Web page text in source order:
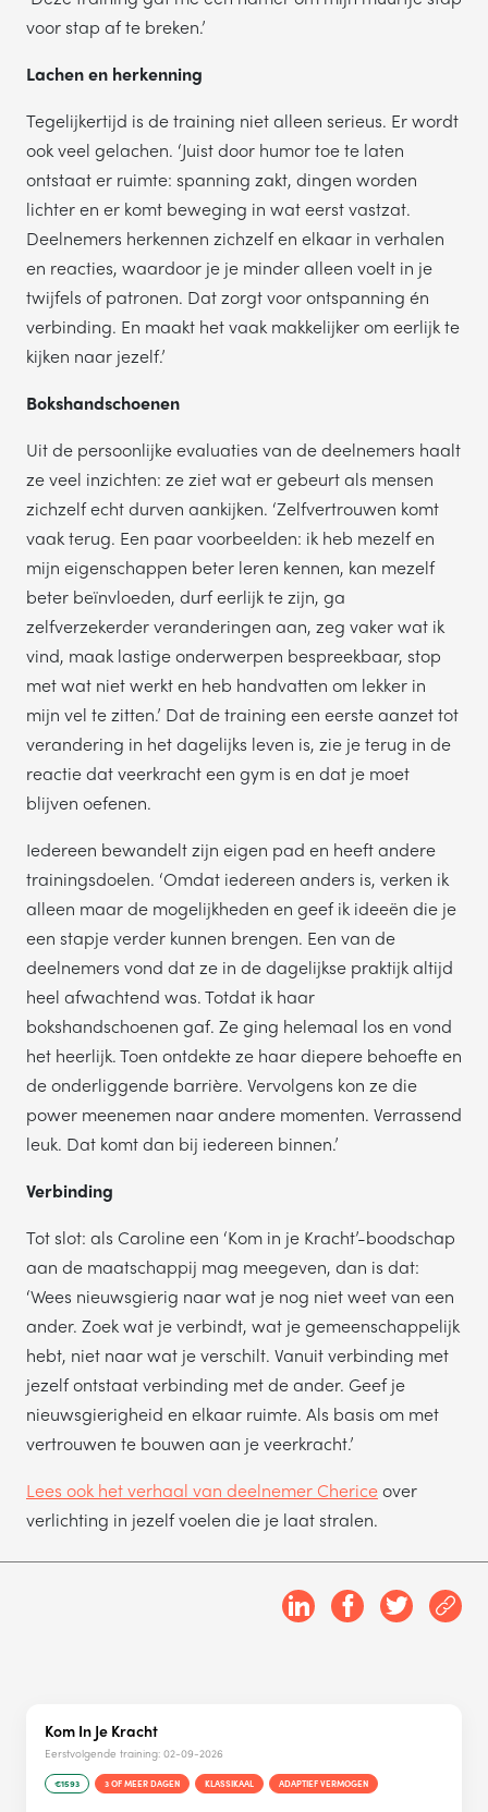
voor stap af te breken.’
Lachen en herkenning
Tegelijkertijd is de training niet alleen serieus. Er wordt
ook veel gelachen. ‘Juist door humor toe te laten
ontstaat er ruimte: spanning zakt, dingen worden
lichter en er komt beweging in wat eerst vastzat.
Deelnemers herkennen zichzelf en elkaar in verhalen
en reacties, waardoor je je minder alleen voelt in je
twijfels of patronen. Dat zorgt voor ontspanning én
verbinding. En maakt het vaak makkelijker om eerlijk te
kijken naar jezelf.’
Bokshandschoenen
Uit de persoonlijke evaluaties van de deelnemers haalt
ze veel inzichten: ze ziet wat er gebeurt als mensen
zichzelf echt durven aankijken. ‘Zelfvertrouwen komt
vaak terug. Een paar voorbeelden: ik heb mezelf en
mijn eigenschappen beter leren kennen, kan mezelf
beter beïnvloeden, durf eerlijk te zijn, ga
zelfverzekerder veranderingen aan, zeg vaker wat ik
vind, maak lastige onderwerpen bespreekbaar, stop
met wat niet werkt en heb handvatten om lekker in
mijn vel te zitten.’ Dat de training een eerste aanzet tot
verandering in het dagelijks leven is, zie je terug in de
reactie dat veerkracht een gym is en dat je moet
blijven oefenen.
Iedereen bewandelt zijn eigen pad en heeft andere
trainingsdoelen. ‘Omdat iedereen anders is, verken ik
alleen maar de mogelijkheden en geef ik ideeën die je
een stapje verder kunnen brengen. Een van de
deelnemers vond dat ze in de dagelijkse praktijk altijd
heel afwachtend was. Totdat ik haar
bokshandschoenen gaf. Ze ging helemaal los en vond
het heerlijk. Toen ontdekte ze haar diepere behoefte en
de onderliggende barrière. Vervolgens kon ze die
power meenemen naar andere momenten. Verrassend
leuk. Dat komt dan bij iedereen binnen.’
Verbinding
Tot slot: als Caroline een ‘Kom in je Kracht’-boodschap
aan de maatschappij mag meegeven, dan is dat:
‘Wees nieuwsgierig naar wat je nog niet weet van een
ander. Zoek wat je verbindt, wat je gemeenschappelijk
hebt, niet naar wat je verschilt. Vanuit verbinding met
jezelf ontstaat verbinding met de ander. Geef je
nieuwsgierigheid en elkaar ruimte. Als basis om met
vertrouwen te bouwen aan je veerkracht.’
Lees ook het verhaal van deelnemer Chericeover
verlichting in jezelf voelen die je laat stralen.
Kom In Je Kracht
Eerstvolgende training: 02-09-2026
€1593 3 OF MEER DAGEN KLASSIKAAL ADAPTIEF VERMOGEN